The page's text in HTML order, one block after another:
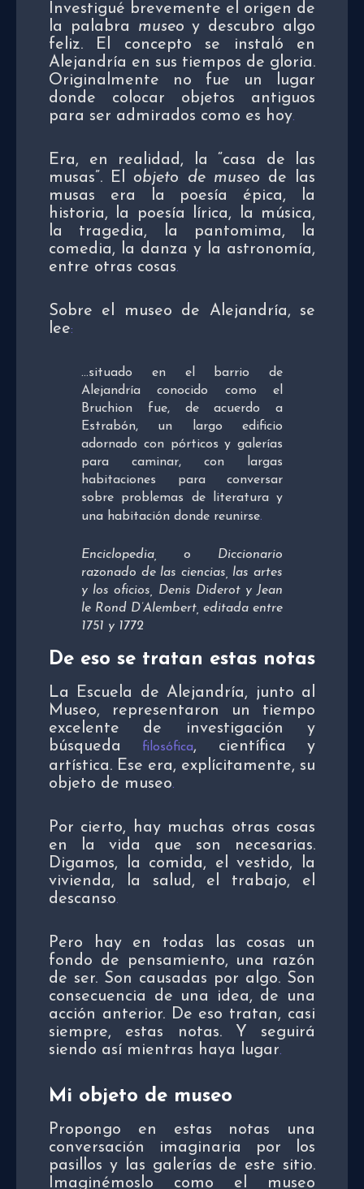
Investigué brevemente el origen de
la palabra museo y descubro algo
feliz. El concepto se instaló en
Alejandría en sus tiempos de gloria.
Originalmente no fue un lugar
donde colocar objetos antiguos
para ser admirados como es hoy.
Era, en realidad, la “casa de las
musas”. El objeto de museo de las
musas era la poesía épica, la
historia, la poesía lírica, la música,
la tragedia, la pantomima, la
comedia, la danza y la astronomía,
entre otras cosas.
Sobre el museo de Alejandría, se
lee:
…situado en el barrio de
Alejandría conocido como el
Bruchion fue, de acuerdo a
Estrabón, un largo edificio
adornado con pórticos y galerías
para caminar, con largas
habitaciones para conversar
sobre problemas de literatura y
una habitación donde reunirse.
Enciclopedia, o Diccionario
razonado de las ciencias, las artes
y los oficios, Denis Diderot y Jean
le Rond D’Alembert, editada entre
1751 y 1772
De eso se tratan estas notas
La Escuela de Alejandría, junto al
Museo, representaron un tiempo
excelente de investigación y
búsqueda
filosófica, científica y
artística. Ese era, explícitamente, su
objeto de museo.
Por cierto, hay muchas otras cosas
en la vida que son necesarias.
Digamos, la comida, el vestido, la
vivienda, la salud, el trabajo, el
descanso.
Pero hay en todas las cosas un
fondo de pensamiento, una razón
de ser. Son causadas por algo. Son
consecuencia de una idea, de una
acción anterior. De eso tratan, casi
siempre, estas notas. Y seguirá
siendo así mientras haya lugar.
Mi objeto de museo
Propongo en estas notas una
conversación imaginaria por los
pasillos y las galerías de este sitio.
Imaginémoslo como el museo